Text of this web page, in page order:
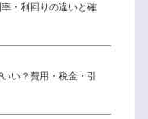
・利回りの違いと確
い？費用・税金・引